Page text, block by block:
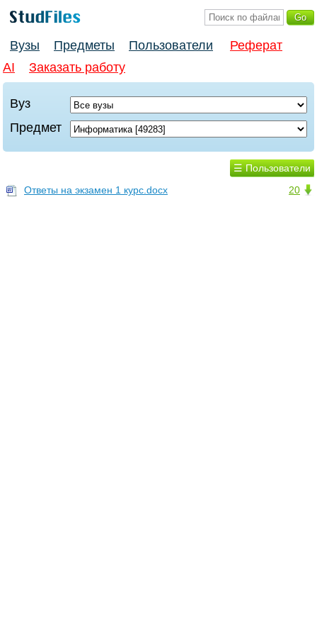
Вузы Предметы Пользователи
Реферат
AI
Заказать работу
Вуз
Предмет
☰ Пользователи
20
Ответы на экзамен 1 курс.docx